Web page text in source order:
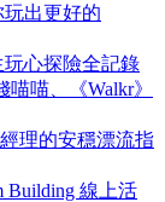
玩出更好的
玩心探險全記錄
喵、《Walkr》
理的安穩漂流指
Building 線上活